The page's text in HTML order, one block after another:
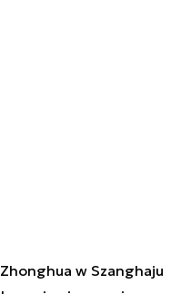
w Szanghaju